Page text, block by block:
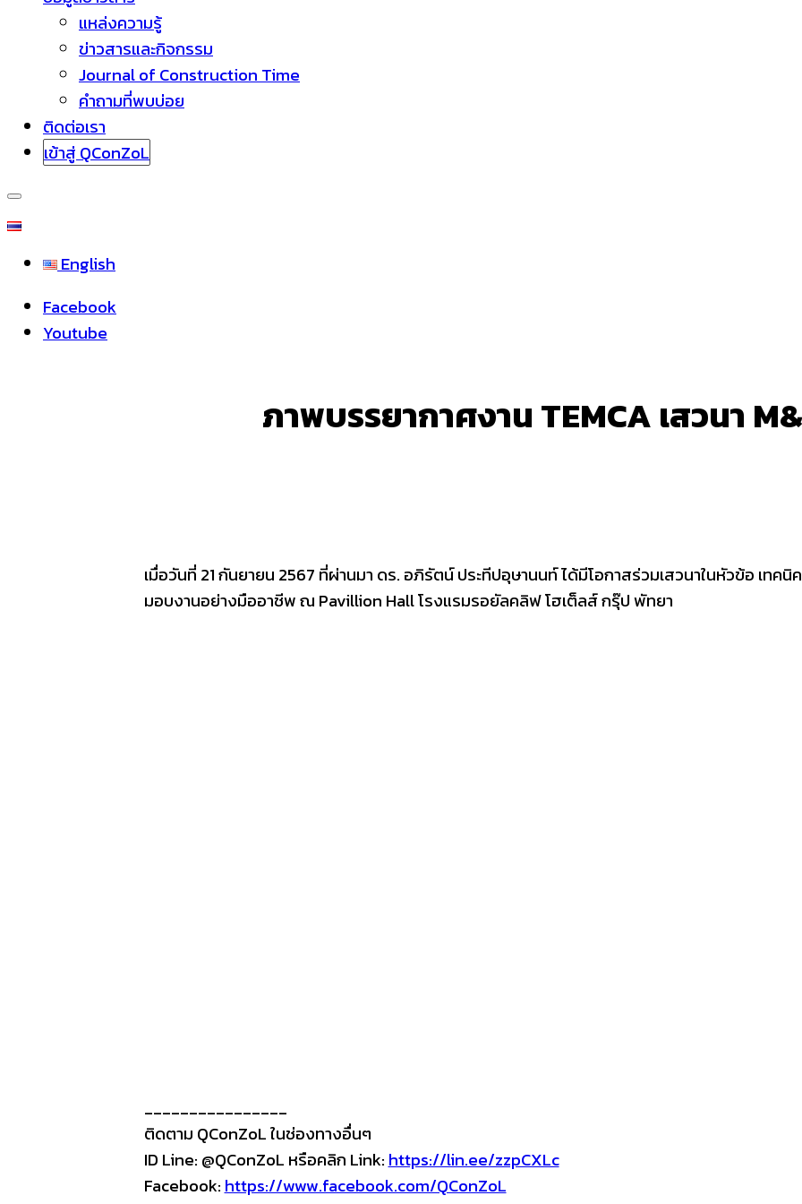
แหล่งความรู้
ข่าวสารและกิจกรรม
Journal of Construction Time
คำถามที่พบบ่อย
ติดต่อเรา
เข้าสู่ QConZoL
English
Facebook
Youtube
ภาพบรรยากาศงาน TEMCA เสวนา
เมื่อวันที่ 21 กันยายน 2567 ที่ผ่านมา ดร. อภิรัตน์ ประทีปอุษานนท์ ได้มีโอกาสร่วมเสวนาในหัวข้อ เทค
มอบงานอย่างมืออาชีพ ณ Pavillion Hall โรงแรมรอยัลคลิฟ โฮเต็ลส์ กรุ๊ป พัทยา
________________
ติดตาม QConZoL ในช่องทางอื่นๆ
ID Line: @QConZoL หรือคลิก Link: https://lin.ee/zzpCXLc
Facebook: https://www.facebook.com/QConZoL